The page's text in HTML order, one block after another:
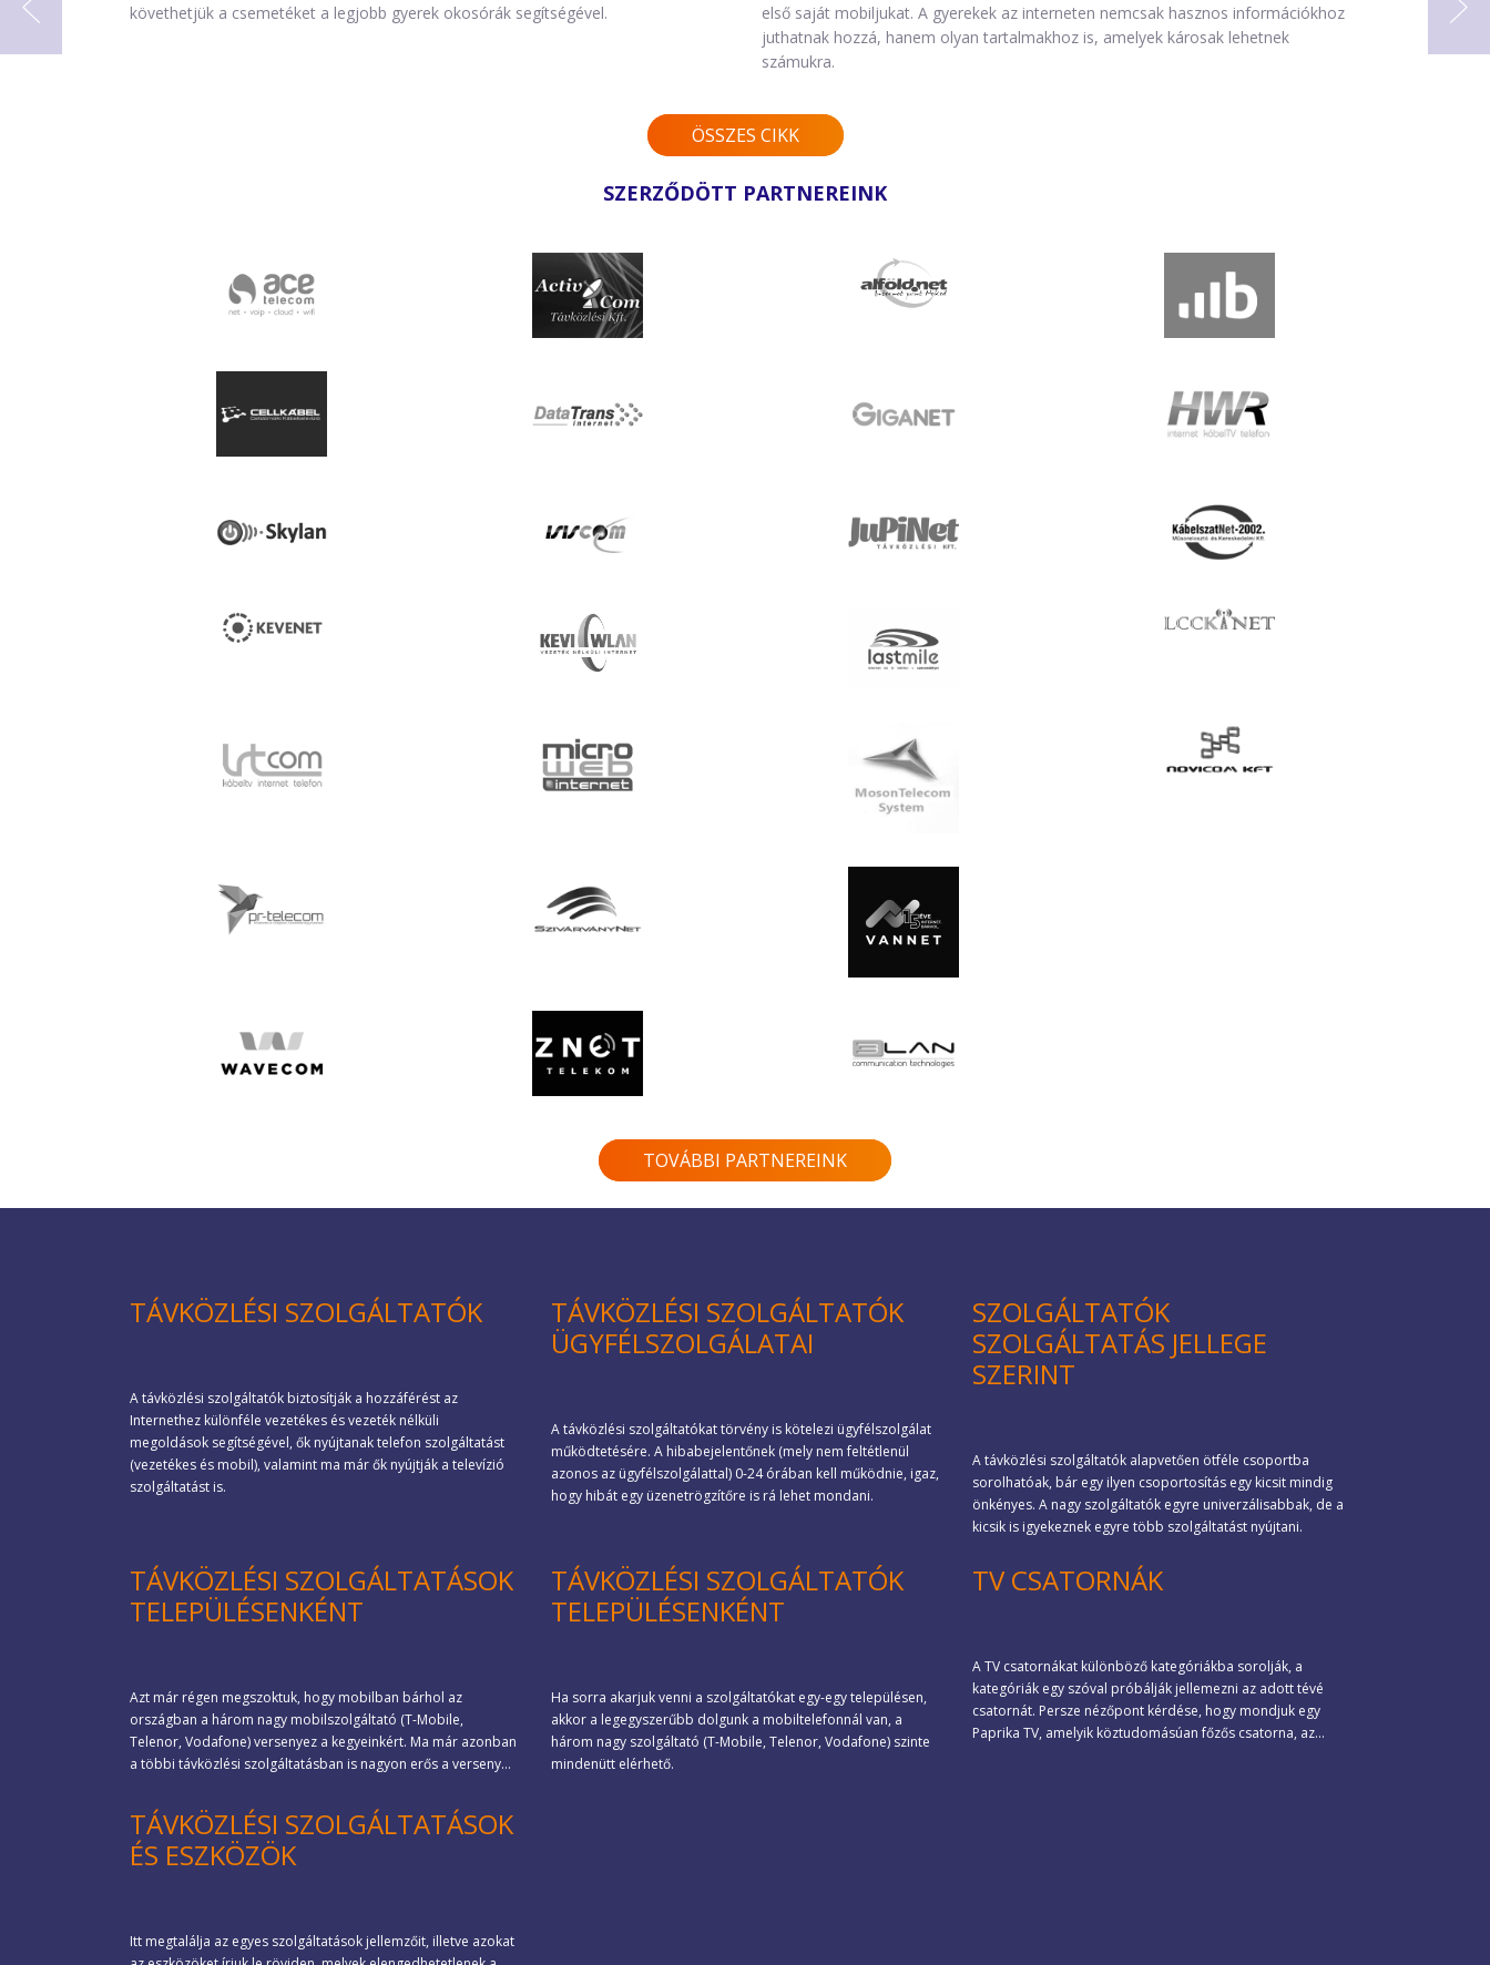
követhetjük a csemetéket a legjobb gyerek okosórák segítségével.
első saját mobiljukat. A gyerekek az interneten nemcsak hasznos információkhoz
juthatnak hozzá, hanem olyan tartalmakhoz is, amelyek károsak lehetnek
számukra.
ÖSSZES CIKK
SZERZŐDÖTT PARTNEREINK
TOVÁBBI PARTNEREINK
TÁVKÖZLÉSI SZOLGÁLTATÓK
A távközlési szolgáltatók biztosítják a hozzáférést az
Internethez különféle vezetékes és vezeték nélküli
megoldások segítségével, ők nyújtanak telefon szolgáltatást
(vezetékes és mobil), valamint ma már ők nyújtják a televízió
szolgáltatást is.
TÁVKÖZLÉSI SZOLGÁLTATÓK
ÜGYFÉLSZOLGÁLATAI
A távközlési szolgáltatókat törvény is kötelezi ügyfélszolgálat
működtetésére. A hibabejelentőnek (mely nem feltétlenül
azonos az ügyfélszolgálattal) 0-24 órában kell működnie, igaz,
hogy hibát egy üzenetrögzítőre is rá lehet mondani.
SZOLGÁLTATÓK
SZOLGÁLTATÁS JELLEGE
SZERINT
A távközlési szolgáltatók alapvetően ötféle csoportba
sorolhatóak, bár egy ilyen csoportosítás egy kicsit mindig
önkényes. A nagy szolgáltatók egyre univerzálisabbak, de a
kicsik is igyekeznek egyre több szolgáltatást nyújtani.
TÁVKÖZLÉSI SZOLGÁLTATÁSOK
TELEPÜLÉSENKÉNT
Azt már régen megszoktuk, hogy mobilban bárhol az
országban a három nagy mobilszolgáltató (T-Mobile,
Telenor, Vodafone) versenyez a kegyeinkért. Ma már azonban
a többi távközlési szolgáltatásban is nagyon erős a verseny...
TÁVKÖZLÉSI SZOLGÁLTATÓK
TELEPÜLÉSENKÉNT
Ha sorra akarjuk venni a szolgáltatókat egy-egy településen,
akkor a legegyszerűbb dolgunk a mobiltelefonnál van, a
három nagy szolgáltató (T-Mobile, Telenor, Vodafone) szinte
mindenütt elérhető.
TV CSATORNÁK
A TV csatornákat különböző kategóriákba sorolják, a
kategóriák egy szóval próbálják jellemezni az adott tévé
csatornát. Persze nézőpont kérdése, hogy mondjuk egy
Paprika TV, amelyik köztudomásúan főzős csatorna, az...
TÁVKÖZLÉSI SZOLGÁLTATÁSOK
ÉS ESZKÖZÖK
Itt megtalálja az egyes szolgáltatások jellemzőit, illetve azokat